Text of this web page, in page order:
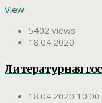
View
5402 views
18.04.2020
Литературная
18.04.2020 10:00